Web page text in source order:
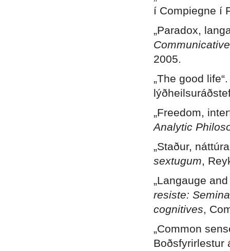
í Compiegne í
„Paradox,
2005.
„The good
„Freedom,
Analytic
„Staður,
sextugum,
„Langauge
resiste:
cognitives,
„Common
Boðsfyrirlestur